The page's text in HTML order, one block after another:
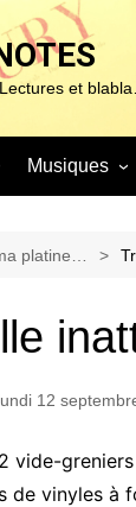
et
Musiques
Blues & Jazz
Classique
Pop – Rock
Roots
autres)
platine…
12
vide-
de vinyles à